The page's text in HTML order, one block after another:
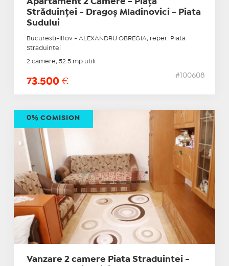
Apartament 2 Camere - Piața
Străduinței - Dragoș Mladinovici - Piata
Sudului
Bucuresti-Ilfov - ALEXANDRU OBREGIA, reper: Piata
Straduintei
2 camere, 52.5 mp utili
73.500 €
#100608
Vanzare 2 camere Piata Straduintei -
0% COMISION